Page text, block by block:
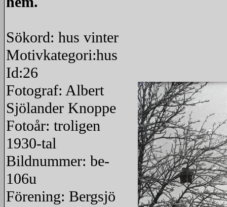
Sökord: hus vinter
Motivkategori:hus
Id:26
Fotograf: Albert
Sjölander Knoppe
Fotoår: troligen
1930-tal
Bildnummer: be-
106u
Förening: Bergsjö